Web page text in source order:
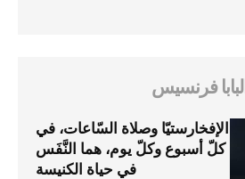
البابا فرنسيس
الإفخارستيّا وصلاة السّاعات، في
كلّ أسبوع وكلّ يوم، هما النَّفَس
في حياة الكنيسة